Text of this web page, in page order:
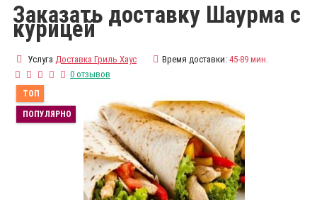
Заказать доставку Шаурма с
курицей
Услуга Доставка Гриль Хаус Время доставки: 45-89 мин.
0 отзывов
ТОП
ПОПУЛЯРНО